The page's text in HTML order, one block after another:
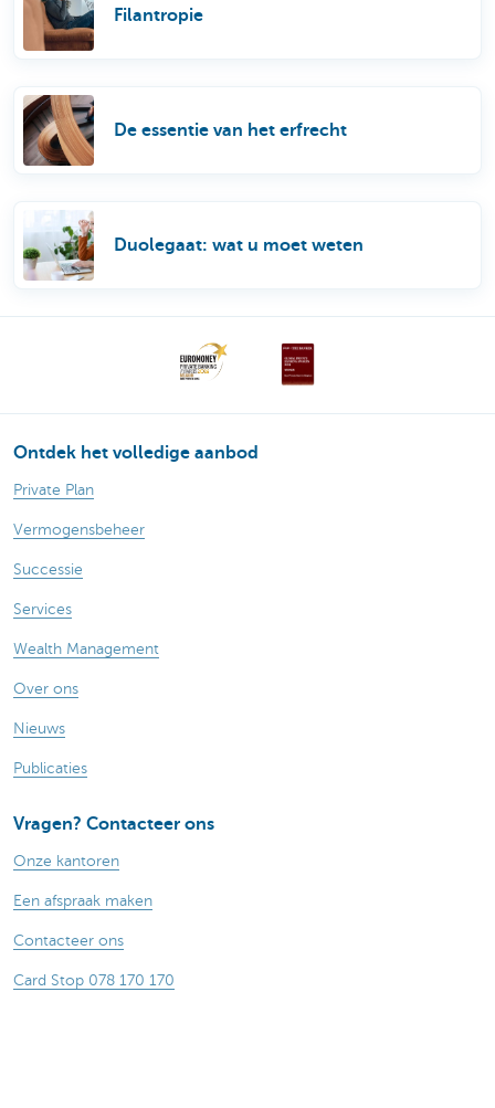
Filantropie
De essentie van het erfrecht
Duolegaat: wat u moet weten
Ontdek het volledige aanbod
Private Plan
Vermogensbeheer
Successie
Services
Wealth Management
Over ons
Nieuws
Publicaties
Vragen? Contacteer ons
Onze kantoren
Een afspraak maken
Contacteer ons
Card Stop 078 170 170